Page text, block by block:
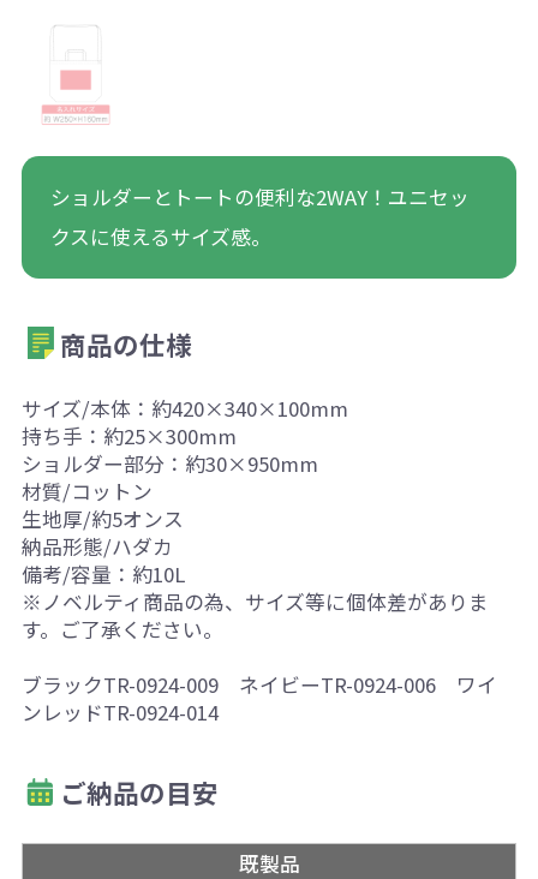
ショルダーとトートの便利な2WAY！ユニセッ
クスに使えるサイズ感。
商品の仕様
サイズ/本体：約420×340×100mm
持ち手：約25×300mm
ショルダー部分：約30×950mm
材質/コットン
生地厚/約5オンス
納品形態/ハダカ
備考/容量：約10L
※ノベルティ商品の為、サイズ等に個体差がありま
す。ご了承ください。
ブラックTR-0924-009 ネイビーTR-0924-006 ワイ
ンレッドTR-0924-014
ご納品の目安
既製品